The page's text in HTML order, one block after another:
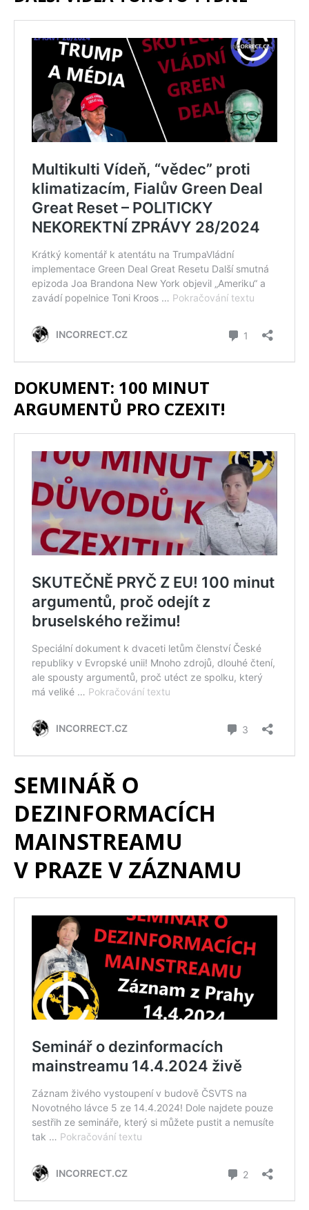
DOKUMENT: 100 MINUT
ARGUMENTŮ PRO CZEXIT!
SEMINÁŘ O
DEZINFORMACÍCH
MAINSTREAMU
V PRAZE V ZÁZNAMU